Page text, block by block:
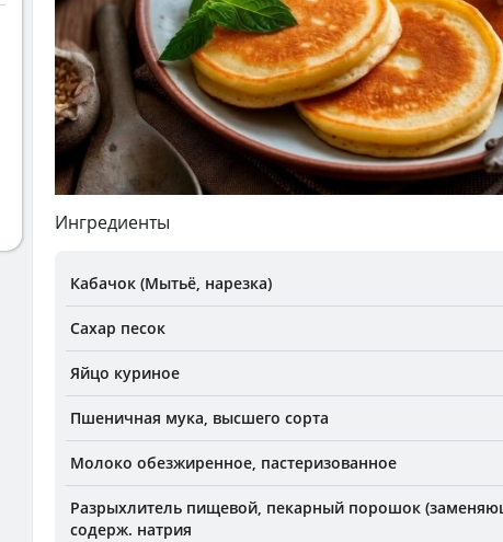
Ингредиенты
Кабачок (Мытьё, нарезка)
Сахар песок
Яйцо куриное
Пшеничная мука, высшего сорта
Молоко обезжиренное, пастеризованное
Разрыхлитель пищевой, пекарный порошок
содерж. натрия